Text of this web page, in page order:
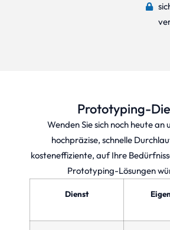
Prototyping-
Wenden Sie sich noch heute an
hochpräzise, schnelle
kosteneffiziente, auf Ihre
Prototyping-Lösungen
Dienst